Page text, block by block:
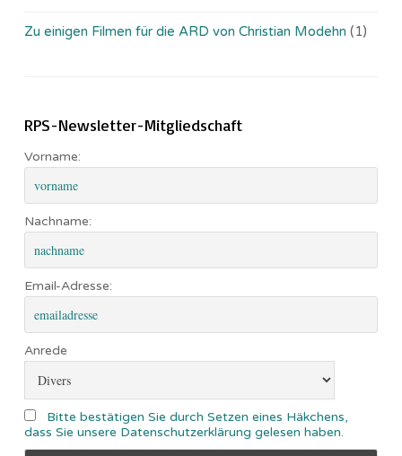
Zu einigen Filmen für die ARD von Christian Modehn (1)
RPS-Newsletter-Mitgliedschaft
Vorname:
Nachname:
Email-Adresse:
Anrede
Bitte bestätigen Sie durch Setzen eines Häkchens,
dass Sie unsere Datenschutzerklärung gelesen haben.